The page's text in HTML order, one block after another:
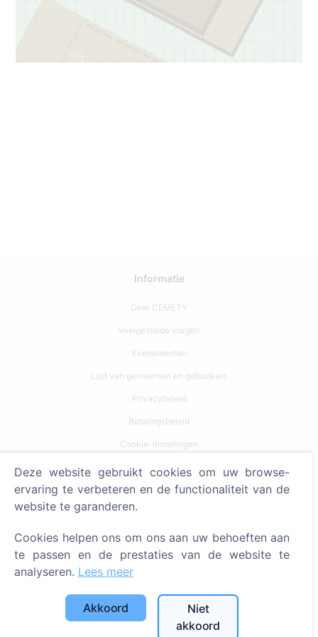
5
Informatie
Over CEMETY
Veelgestelde vragen
Evenementen
Lijst van gemeenten en gebruikers
Privacybeleid
Betalingsbeleid
Cookie-instellingen
Zoeken
Zoeken naar overledenen
Diensten
Contacten
SIA "CEMETY", LV40103618951
Deze website gebruikt cookies om uw browse-
ervaring te verbeteren en de functionaliteit van de
website te garanderen.
Cookies helpen ons om ons aan uw behoeften aan
te passen en de prestaties van de website te
analyseren. Lees meer
Akkoord
Niet
akkoord